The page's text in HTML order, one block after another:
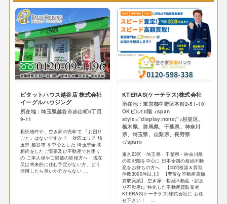
ピタットハウス越谷店 株式会社
イーグルハウジング
所在地：埼玉県越谷市赤山町5丁目
9-11
相続物件や、空き家の売却で 『お困り
ごと』はないですか？ 対応エリア 埼
玉県 越谷市 を中心とした 埼玉県全域
相続をしたご実家及び不動産でお困り
の ご本人様やご親族の皆様方へ 現在
又は将来的に住む予定がない方、どう
活用したら良いか分からない ...
KTERAS(ケーテラス)株式会社
所在地：東京都中野区本町2-51-10
OKビル10階 <span
style="display:none;">杉並区、
栃木県、群馬県、千葉県、神奈川
県、埼玉県、山梨県、長野県
</span>
東京23区・埼玉県・千葉県・神奈川県
の首都圏を中心に 日本全国の相続不動
産をお持ちの方へ 【年間相談＆買取
件数3000件以上】 【豊富な不動産高額
買取実績】 空き家・相続不動産・訳あ
り不動産に 特化した不動産買取業者
KTERAS(ケーテラス)株式会社に お任
せ下さい！ ...